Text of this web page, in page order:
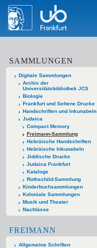
SAMMLUNGEN
Digitale Sammlungen
Archiv der
Universitätsbibliothek JCS
Biologie
Frankfurt und Seltene Drucke
Handschriften und Inkunabeln
Judaica
Compact Memory
Freimann-Sammlung
Hebräische Handschriften
Hebräische Inkunabeln
Jiddische Drucke
Judaica Frankfurt
Kataloge
Rothschild-Sammlung
Kinderbuchsammlungen
Koloniale Sammlungen
Musik und Theater
Nachlässe
FREIMANN
Allgemeine Schriften